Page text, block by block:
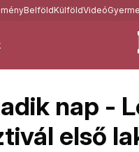
BelföldKülföldVideó
nap -
első